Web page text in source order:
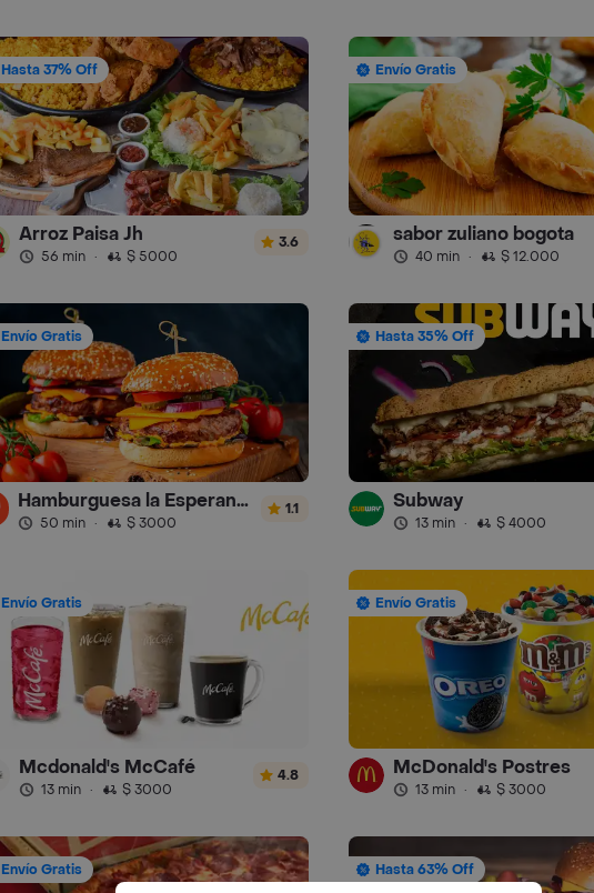
Hasta 37% Off
Arroz Paisa Jh
56 min · $ 5000
3.6
Envío Gratis
sabor zuliano bogota
40 min · $ 12.000
Envío Gratis
Hamburguesa la Esperanza
50 min · $ 3000
1.1
Hasta 35% Off
Subway
13 min · $ 4000
Envío Gratis
Mcdonald's McCafé
13 min · $ 3000
4.8
Envío Gratis
McDonald's Postres
13 min · $ 3000
Envío Gratis Hasta 63% Off